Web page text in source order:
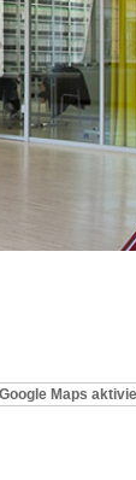
Google Maps